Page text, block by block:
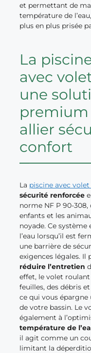
et permettant de
température de
plus en plus prisée
La
avec
une
allier
confort
La piscine avec
sécurité renforcée
norme NF P 90-
enfants et les
noyade. Ce système
l’eau lorsqu’il est
une barrière de
exigences légales.
réduire l’entretien
effet, le volet roulant
feuilles, des débris
ce qui vous
de votre bassin. Le
également à
température de
il agit comme un
limitant la